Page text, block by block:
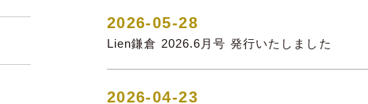
2026-05-28
Lien鎌倉 2026.6月号 発行いたしました
2026-04-23